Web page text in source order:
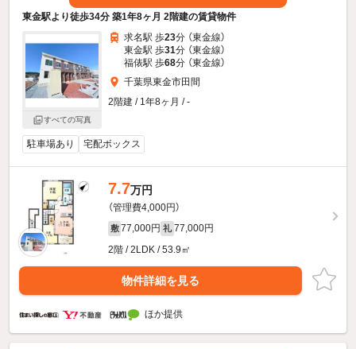
東金駅より徒歩34分 築1年8ヶ月 2階建の賃貸物件
すべての写真
求名駅 歩23分 （東金線）
東金駅 歩31分 （東金線）
福俵駅 歩68分 （東金線）
千葉県東金市田間
2階建 / 1年8ヶ月 / -
駐車場あり 宅配ボックス
7.7万円
（管理費4,000円）
敷 77,000円 礼 77,000円
2階 / 2LDK / 53.9㎡
物件詳細を見る
ほか提供